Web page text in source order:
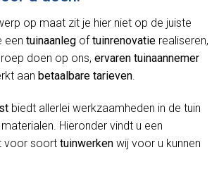
op maat zit je hier niet op de juiste
een tuinaanleg of tuinrenovatie realiseren,
doen op ons, ervaren tuinaannemer
aan betaalbare tarieven.
biedt allerlei werkzaamheden in de tuin
Hieronder vindt u een
voor soort tuinwerken wij voor u kunnen